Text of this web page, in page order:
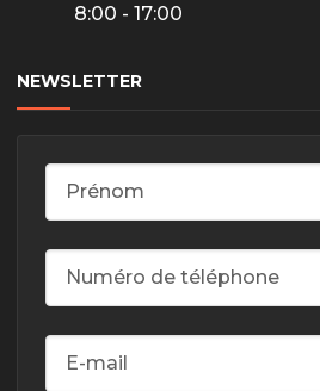
8:00 - 17:00
NEWSLETTER